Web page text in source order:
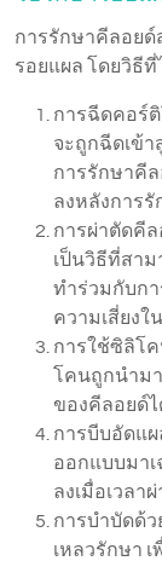
การรักษาคีลอย
รอยแผล โดยวิธี
การฉีดคอร์ติ
จะถูกฉีดเข้
การรักษาคี
ลงหลังการรั
การผ่าตัดคีล
เป็นวิธีที่สา
ทำร่วมกับก
ความเสี่ยงใ
การใช้ซิลิโค
โคนถูกนำม
ของคีลอยด์
การบีบอัดแ
ออกแบบมา
ลงเมื่อเวลา
การบำบัดด้ว
เหลวรักษา